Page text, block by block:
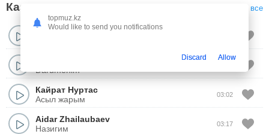
Казахские песни См. все
Адилет Жаугашар& Алишер Байниязов
Darumenim
Кайрат Нуртас
Асыл жарым
03:02
Aidar Zhailaubaev
Назигим
03:17
topmuz.kz
Would like to send you notifications
Discard Allow